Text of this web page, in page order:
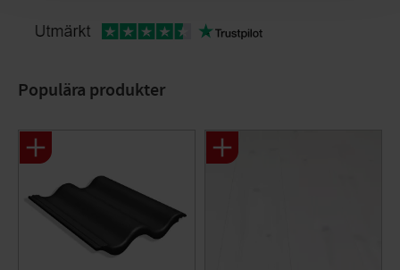
Populära produkter